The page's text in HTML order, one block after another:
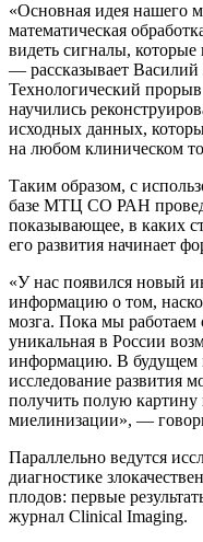
«Основная идея нашего
математическая
видеть сигналы,
— рассказывает
Технологический
научились
исходных данных,
на любом клиническом
Таким образом, с
базе МТЦ СО РАН
показывающее, в каких
его развития начинает
«У нас появился новый
информацию о том,
мозга. Пока мы работаем
уникальная в России
информацию. В будущем
исследование развития
получить полую картину
миелинизации», —
Параллельно ведутся
диагностике
плодов: первые
журнал Clinicаl Imaging.